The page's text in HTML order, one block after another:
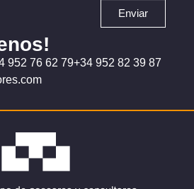
Enviar
952 76 62 79+34 952 82 39 87